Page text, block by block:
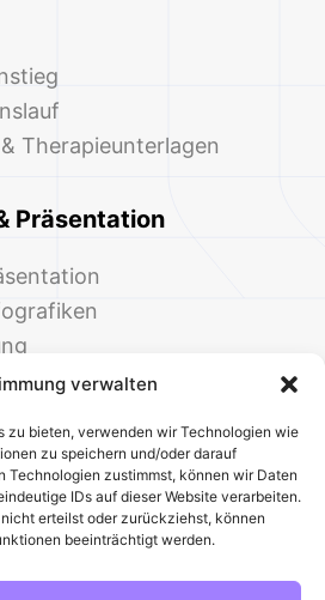
verwalten
zu bieten, verwenden wir Technologien wie
zu speichern und/oder darauf
Technologien zustimmst, können wir Daten
IDs auf dieser Website verarbeiten.
erteilst oder zurückziehst, können
beeinträchtigt werden.
Therapieunterlagen
Präsentation
Welt der Office-Vorlagen
Über unsKontakt